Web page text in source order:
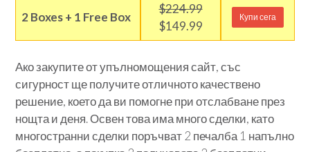
2 Boxes + 1 Free Box
$224.99
$149.99
Купи сега
Ако закупите от упълномощения сайт, със
сигурност ще получите отличното качествено
решение, което да ви помогне при отслабване през
нощта и деня. Освен това има много сделки, като
многостранни сделки поръчват 2 печалба 1 напълно